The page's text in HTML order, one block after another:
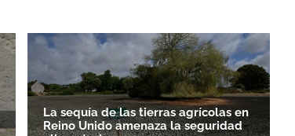
La sequía de las tierras agrícolas en
Reino Unido amenaza la seguridad